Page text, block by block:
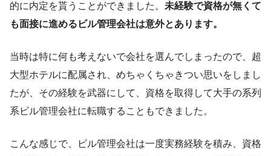
的に内定を貰うことができました。 未経験で資格が無くて
も面接に進めるビル管理会社は意外とあります。
当時は特に何も考えないで会社を選んでしまったので、超
大型ホテルに配属され、めちゃくちゃきつい思いをしまし
たが、その経験を武器にして、資格を取得して大手の系列
系ビル管理会社に転職することもできました。
こんな感じで、ビル管理会社は一度実務経験を積み、資格